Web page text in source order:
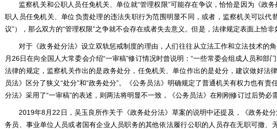
监察机关和公职人员任免机关、单位就“管理权限”可能存在争议，恰恰是因为《政
职人员任免机关、单位负责处理的违法失职行为范围明显不同，或者，监察机关可以代
议”），那么双方的“管理权限”之争就不会存在或者失去意义。但是，法律规定表面上恰非
对于《政务处分法》设立双轨惩戒制度的理由，人们往往从立法工作和立法技术的
月26日在向全国人大常委会介绍“一审稿”修订情况时曾说明：“一些常委会组成人员和部
法律的规定，监察机关作出的是政务处分，任免机关、单位作出的是处分，建议做好法
员法》区分了狭义“处分”和“政务处分”。《公务员法》明确规定了普通机关有权力也有责
分法》采用了“一审稿”的表述，则两法将明显不一致，《公务员法》在刚刚修订过后势必
2019年8月22日，吴玉良所作关于《政务处分法》草案的说明中还提及，《政务处
务员、事业单位人员或者国有企业人员职务的其他依法履行公职的人员存在无职可撤、